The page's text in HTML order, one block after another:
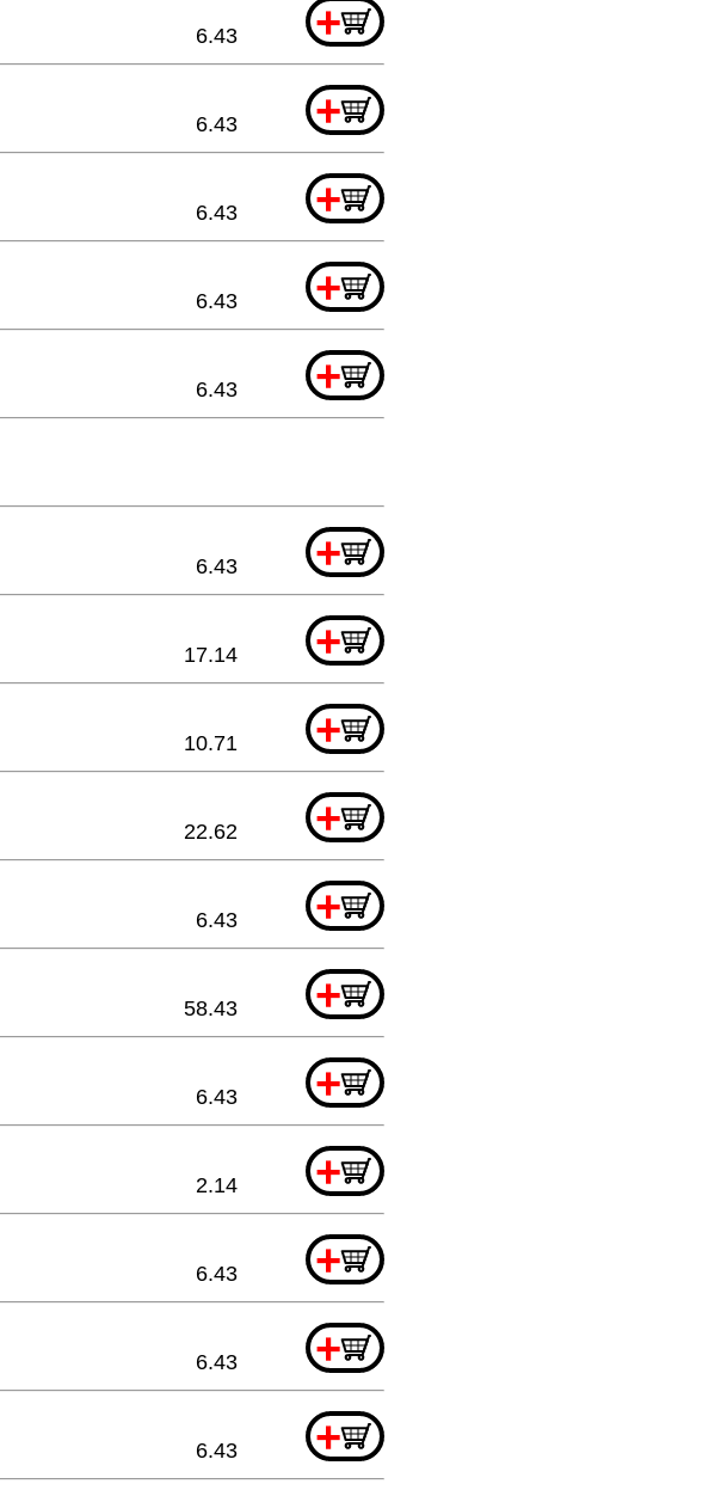
+
6.43
+
6.43
+
6.43
+
6.43
+
6.43
+
6.43
+
17.14
+
10.71
+
22.62
+
6.43
+
58.43
+
6.43
+
2.14
+
6.43
+
6.43
+
6.43